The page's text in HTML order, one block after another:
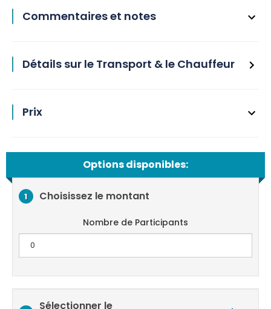
Commentaires et notes
Détails sur le Transport & le Chauffeur
Prix
Options disponibles:
1 Choisissez le montant
Nombre de Participants
Sélectionner le